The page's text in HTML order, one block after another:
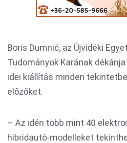
Boris Dumnić, az Újvidéki
Tudományok Karának
idei kiállítás minden
előzőket.
– Az idén több mint 40
hibridautó-modelleket